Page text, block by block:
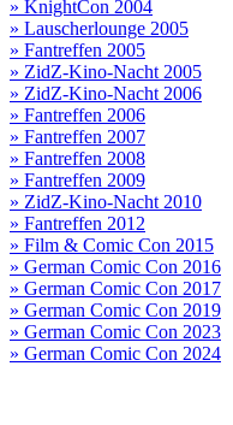
» KnightCon 2004
» Lauscherlounge 2005
» Fantreffen 2005
» ZidZ-Kino-Nacht 2005
» ZidZ-Kino-Nacht 2006
» Fantreffen 2006
» Fantreffen 2007
» Fantreffen 2008
» Fantreffen 2009
» ZidZ-Kino-Nacht 2010
» Fantreffen 2012
» Film & Comic Con 2015
» German Comic Con 2016
» German Comic Con 2017
» German Comic Con 2019
» German Comic Con 2023
» German Comic Con 2024